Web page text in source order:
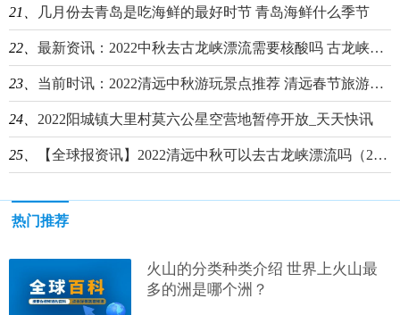
21、 几月份去青岛是吃海鲜的最好时节 青岛海鲜什么季节
22、 最新资讯：2022中秋去古龙峡漂流需要核酸吗 古龙峡漂流到几月份结束
23、 当前时讯：2022清远中秋游玩景点推荐 清远春节旅游景点
24、 2022阳城镇大里村莫六公星空营地暂停开放_天天快讯
25、 【全球报资讯】2022清远中秋可以去古龙峡漂流吗（2022清远中秋可以去古龙峡漂流吗现在）
热门推荐
​火山的分类种类介绍 世界上火山最
多的洲是哪个洲？